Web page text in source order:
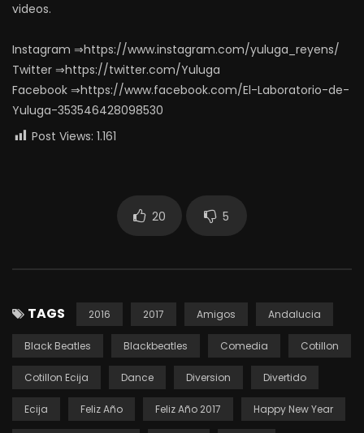
videos.
Instagram ⇒https://www.instagram.com/yuluga_reyens/
Twitter ⇒https://twitter.com/Yuluga
Facebook ⇒https://www.facebook.com/El-Laboratorio-de-
Yuluga-353546428098530
Post Views: 1.161
20 5
TAGS 2016 2017 Amigos Andalucia
Black Beatles Blackbeatles Comedia Cotillon
Cotillon Ecija Dance Diversion Divertido
Ecija Feliz Año Feliz Año 2017 Happy New Year